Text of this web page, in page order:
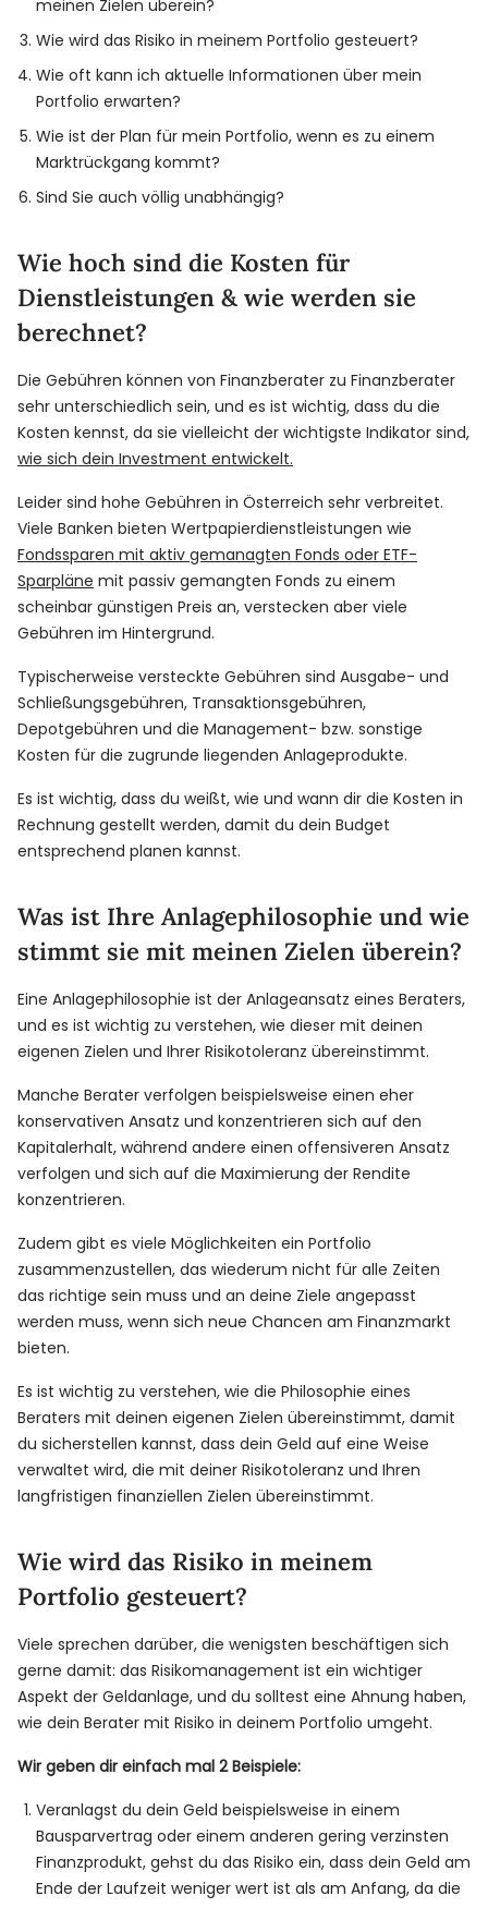
meinen Zielen überein?
Wie wird das Risiko in meinem Portfolio gesteuert?
Wie oft kann ich aktuelle Informationen über mein
Portfolio erwarten?
Wie ist der Plan für mein Portfolio, wenn es zu einem
Marktrückgang kommt?
Sind Sie auch völlig unabhängig?
Wie hoch sind die Kosten für
Dienstleistungen & wie werden sie
berechnet?
Die Gebühren können von Finanzberater zu Finanzberater
sehr unterschiedlich sein, und es ist wichtig, dass du die
Kosten kennst, da sie vielleicht der wichtigste Indikator sind,
wie sich dein Investment entwickelt.
Leider sind hohe Gebühren in Österreich sehr verbreitet.
Viele Banken bieten Wertpapierdienstleistungen wie
Fondssparen mit aktiv gemanagten Fonds oder ETF-
Sparpläne mit passiv gemangten Fonds zu einem
scheinbar günstigen Preis an, verstecken aber viele
Gebühren im Hintergrund.
Typischerweise versteckte Gebühren sind Ausgabe- und
Schließungsgebühren, Transaktionsgebühren,
Depotgebühren und die Management- bzw. sonstige
Kosten für die zugrunde liegenden Anlageprodukte.
Es ist wichtig, dass du weißt, wie und wann dir die Kosten in
Rechnung gestellt werden, damit du dein Budget
entsprechend planen kannst.
Was ist Ihre Anlagephilosophie und wie
stimmt sie mit meinen Zielen überein?
Eine Anlagephilosophie ist der Anlageansatz eines Beraters,
und es ist wichtig zu verstehen, wie dieser mit deinen
eigenen Zielen und Ihrer Risikotoleranz übereinstimmt.
Manche Berater verfolgen beispielsweise einen eher
konservativen Ansatz und konzentrieren sich auf den
Kapitalerhalt, während andere einen offensiveren Ansatz
verfolgen und sich auf die Maximierung der Rendite
konzentrieren.
Zudem gibt es viele Möglichkeiten ein Portfolio
zusammenzustellen, das wiederum nicht für alle Zeiten
das richtige sein muss und an deine Ziele angepasst
werden muss, wenn sich neue Chancen am Finanzmarkt
bieten.
Es ist wichtig zu verstehen, wie die Philosophie eines
Beraters mit deinen eigenen Zielen übereinstimmt, damit
du sicherstellen kannst, dass dein Geld auf eine Weise
verwaltet wird, die mit deiner Risikotoleranz und Ihren
langfristigen finanziellen Zielen übereinstimmt.
Wie wird das Risiko in meinem
Portfolio gesteuert?
Viele sprechen darüber, die wenigsten beschäftigen sich
gerne damit: das Risikomanagement ist ein wichtiger
Aspekt der Geldanlage, und du solltest eine Ahnung haben,
wie dein Berater mit Risiko in deinem Portfolio umgeht.
Wir geben dir einfach mal 2 Beispiele:
Veranlagst du dein Geld beispielsweise in einem
Bausparvertrag oder einem anderen gering verzinsten
Finanzprodukt, gehst du das Risiko ein, dass dein Geld am
Ende der Laufzeit weniger wert ist als am Anfang, da die